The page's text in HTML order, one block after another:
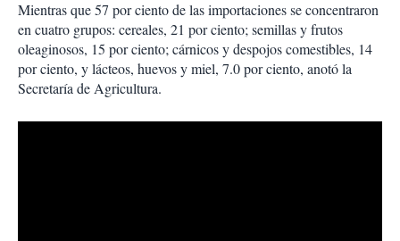
Mientras que 57 por ciento de las importaciones se concentraron
en cuatro grupos: cereales, 21 por ciento; semillas y frutos
oleaginosos, 15 por ciento; cárnicos y despojos comestibles, 14
por ciento, y lácteos, huevos y miel, 7.0 por ciento, anotó la
Secretaría de Agricultura.